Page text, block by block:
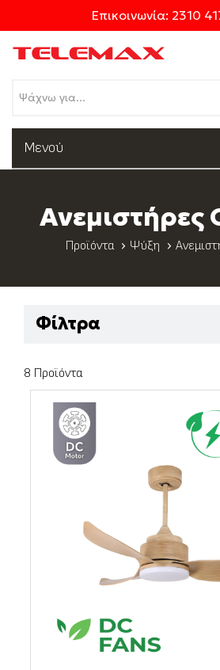
Επικοινωνία: 2310
Προϊόντα
Μενού
Προϊόντα Ψύξη
Φίλτρα
8 Προϊόντα